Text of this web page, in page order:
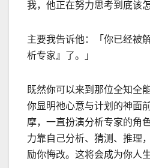
我，他正在努力思考到底该怎
主要我告诉他：「你已经被
析专家』了。」
既然你可以来到那位全知全
你显明祂心意与计划的神面
摩，一直扮演分析专家的角
力靠自己分析、猜测、推理
励你悔改。这将会成为你人